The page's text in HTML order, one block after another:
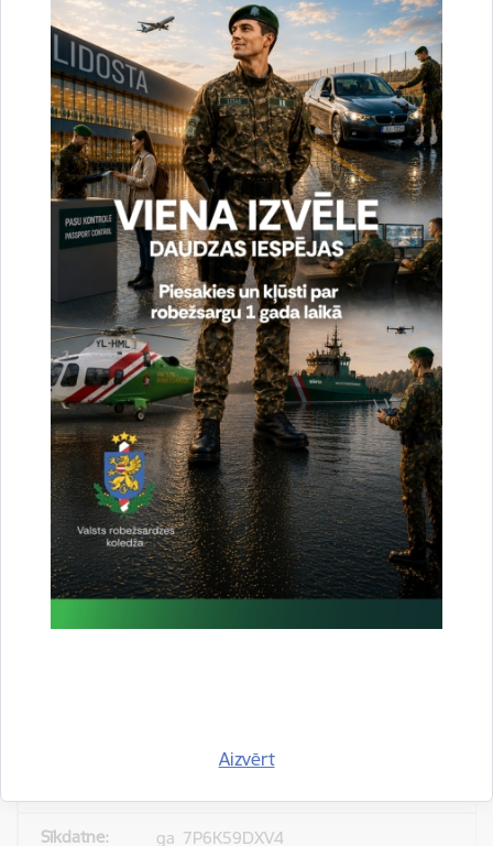
Aizvērt
Reģistrē unikālu ID, kas tiek izmantots
statistisko datu iegūšanai par to, kā
apmeklētājs izmanto vietni.
2 gadi
_gat
Statistikas sīkdatnes (nepieciešamas, lai
uzlabotu vietnes darbību un
pakalpojumus)
Izmanto Google Analytics, lai samazinātu
pieprasījuma līmeni.
1 minūte
_gid
Statistikas sīkdatnes (nepieciešamas, lai
uzlabotu vietnes darbību un
24 stundas
_ga_7P6K59DXV4